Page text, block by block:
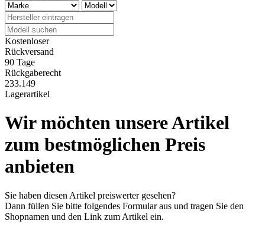
Kostenloser
Rückversand
90 Tage
Rückgaberecht
233.149
Lagerartikel
Wir möchten unsere Artikel
zum bestmöglichen Preis
anbieten
Sie haben diesen Artikel preiswerter gesehen?
Dann füllen Sie bitte folgendes Formular aus und tragen Sie den
Shopnamen und den Link zum Artikel ein.